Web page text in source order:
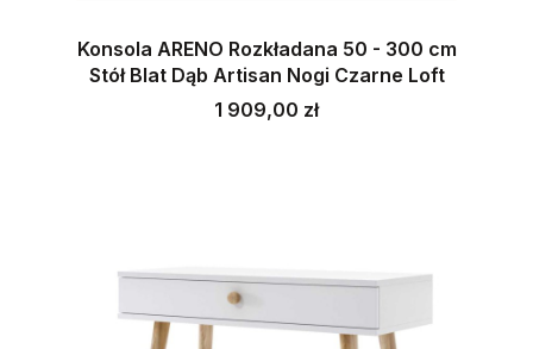
Konsola ARENO Rozkładana 50 - 300 cm
Stół Blat Dąb Artisan Nogi Czarne Loft
Cena
1 909,00 zł